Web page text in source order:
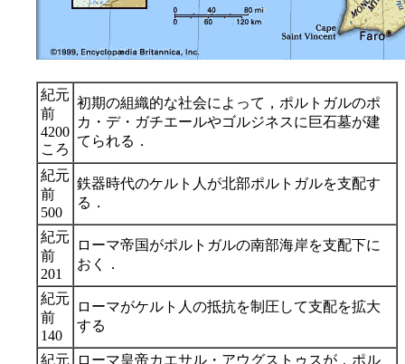
紀元
前
4200
ころ
初期の組織的な社会によって，ポルトガルのポ
カ・デ・ガチエールやゴルジネスに巨石墓が建
てられる．
紀元
前
500
鉄器時代のケルト人が北部ポルトガルを支配す
る．
紀元
前
201
ローマ帝国がポルトガルの南部海岸を支配下に
おく．
紀元
前
140
ローマがケルト人の抵抗を制圧して支配を拡大
する
紀元
ローマ皇帝カエサル・アウグストゥスが，ポル